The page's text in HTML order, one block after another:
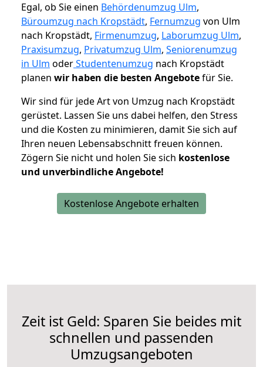
Egal, ob Sie einen Behördenumzug Ulm,
Büroumzug nach Kropstädt, Fernumzug von Ulm
nach Kropstädt, Firmenumzug, Laborumzug Ulm,
Praxisumzug, Privatumzug Ulm, Seniorenumzug
in Ulm oderStudentenumzug nach Kropstädt
planen wir haben die besten Angebotefür Sie.
Wir sind für jede Art von Umzug nach Kropstädt
gerüstet. Lassen Sie uns dabei helfen, den Stress
und die Kosten zu minimieren, damit Sie sich auf
Ihren neuen Lebensabschnitt freuen können.
Zögern Sie nicht und holen Sie sich kostenlose
und unverbindliche Angebote!
Kostenlose Angebote erhalten
Zeit ist Geld: Sparen Sie beides mit
schnellen und passenden
Umzugsangeboten